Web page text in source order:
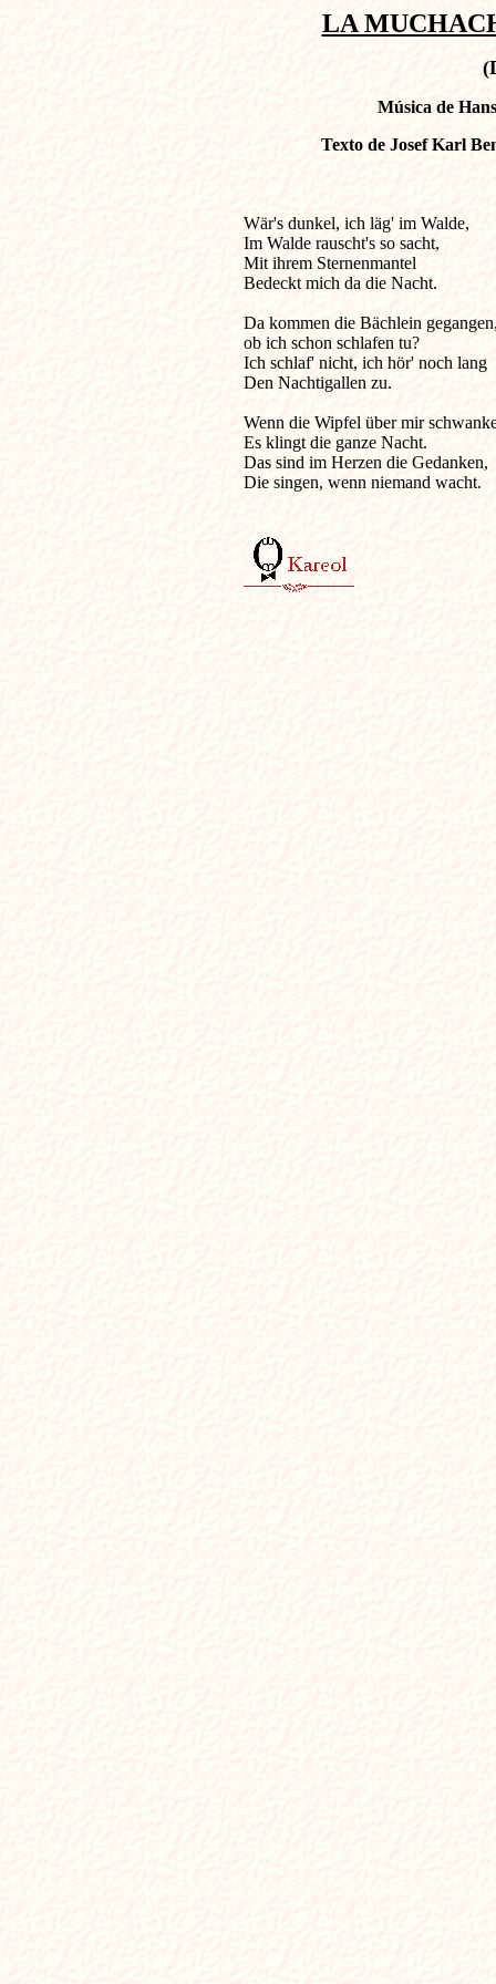
LA
Música de
Texto de Josef Karl
Wär's dunkel, ich läg' im
Im Walde rauscht's so sacht,
Mit ihrem Sternenmantel
Bedeckt mich da die Nacht.
Da kommen die Bächlein
ob ich schon schlafen tu?
Ich schlaf' nicht, ich hör' noch lang
Den Nachtigallen zu.
Wenn die Wipfel über mir
Es klingt die ganze Nacht.
Das sind im Herzen die Gedanken,
Die singen, wenn niemand wacht.